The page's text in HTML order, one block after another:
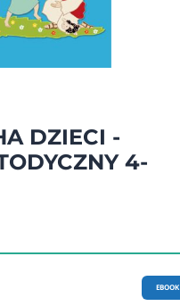
DZIECI -
4-
EBOOK